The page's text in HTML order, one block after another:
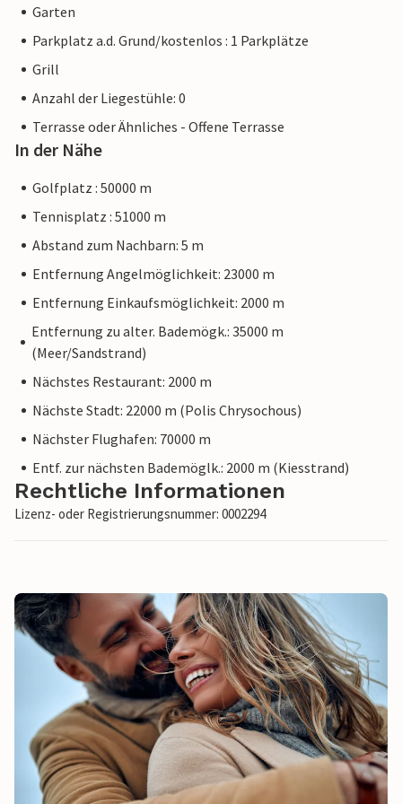
Garten
Parkplatz a.d. Grund/kostenlos : 1 Parkplätze
Grill
Anzahl der Liegestühle: 0
Terrasse oder Ähnliches - Offene Terrasse
In der Nähe
Golfplatz : 50000 m
Tennisplatz : 51000 m
Abstand zum Nachbarn: 5 m
Entfernung Angelmöglichkeit: 23000 m
Entfernung Einkaufsmöglichkeit: 2000 m
Entfernung zu alter. Bademögk.: 35000 m
(Meer/Sandstrand)
Nächstes Restaurant: 2000 m
Nächste Stadt: 22000 m (Polis Chrysochous)
Nächster Flughafen: 70000 m
Entf. zur nächsten Bademöglk.: 2000 m (Kiesstrand)
Rechtliche Informationen
Lizenz- oder Registrierungsnummer: 0002294